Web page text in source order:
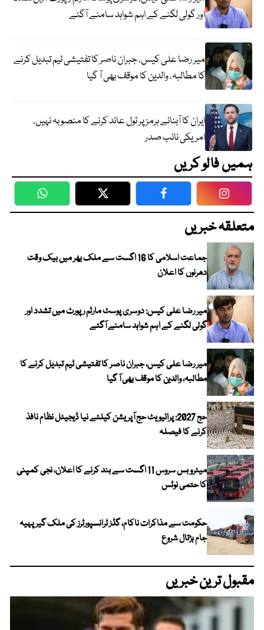
اور گولی لگنے کے اہم شواہد سامنے آگئے
میر رضا علی کیس، جبران ناصر کا تفتیشی ٹیم تبدیل کرنے
کا مطالبہ، والدین کا موقف بھی آ گیا
ایران کا آبنائے ہرمز پر ٹول عائد کرنے کا منصوبہ نہیں،
امریکی نائب صدر
ہمیں فالو کریں
WhatsApp Twitter Facebook
متعلقہ خبریں
جماعت اسلامی کا 16 اگست سے ملک بھر میں بیک وقت
دھرنوں کا اعلان
میر رضا علی کیس: دوسری پوسٹ مارٹم رپورٹ میں تشدد اور
گولی لگنے کے اہم شواہد سامنے آگئے
میر رضا علی کیس، جبران ناصر کا تفتیشی ٹیم تبدیل کرنے کا
مطالبہ، والدین کا موقف بھی آ گیا
حج 2027: پرائیویٹ حج آپریشن کیلئے نیا ڈیجیٹل نظام نافذ
کرنے کا فیصلہ
میٹرو بس سروس 11 اگست سے بند کرنے کا اعلان، نجی کمپنی
کا حتمی نوٹس
حکومت سے مذاکرات ناکام، گڈز ٹرانسپورٹرز کی ملک گیر پہیہ
جام ہڑتال شروع
مقبول ترین خبریں